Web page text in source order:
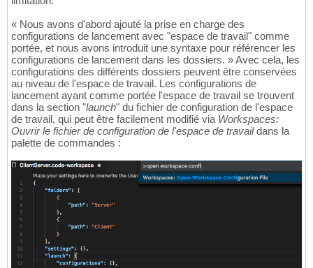
« Nous avons d'abord ajouté la prise en charge des
configurations de lancement avec "espace de travail" comme
portée, et nous avons introduit une syntaxe pour référencer les
configurations de lancement dans les dossiers. » Avec cela, les
configurations des différents dossiers peuvent être conservées
au niveau de l'espace de travail. Les configurations de
lancement ayant comme portée l'espace de travail se trouvent
dans la section "launch" du fichier de configuration de l'espace
de travail, qui peut être facilement modifié via Workspaces:
Ouvrir le fichier de configuration de l'espace de travaildans la
palette de commandes :